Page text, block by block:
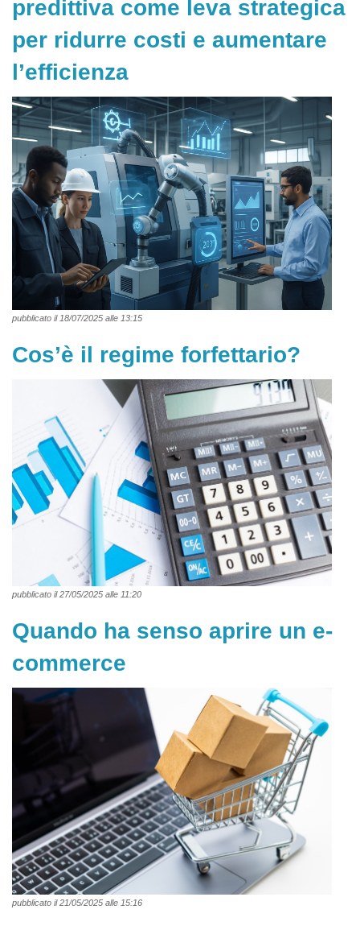
predittiva come leva strategica
per ridurre costi e aumentare
l’efficienza
pubblicato il 18/07/2025 alle 13:15
Cos’è il regime forfettario?
pubblicato il 27/05/2025 alle 11:20
Quando ha senso aprire un e-
commerce
pubblicato il 21/05/2025 alle 15:16